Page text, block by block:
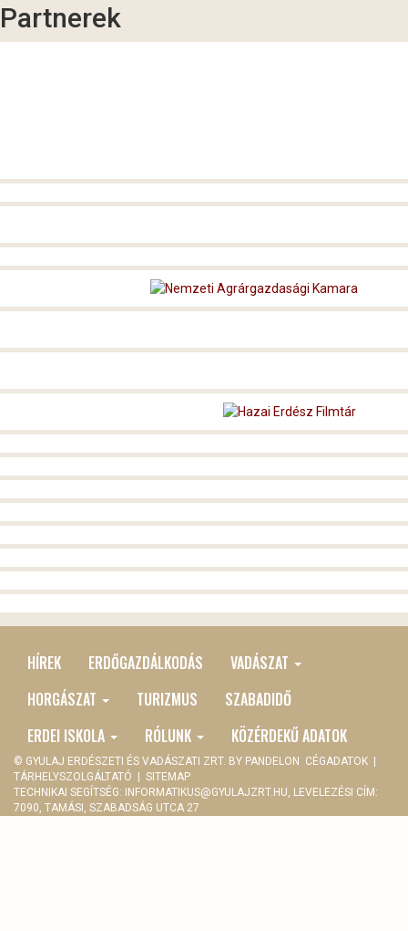
Partnerek
MAIN
MENU
HÍREK ERDŐGAZDÁLKODÁS
VADÁSZAT
HORGÁSZAT
TURIZMUS
SZABADIDŐ
ERDEI ISKOLA
RÓLUNK KÖZÉRDEKŰ ADATOK
© GYULAJ ERDÉSZETI ÉS VADÁSZATI ZRT. BY PANDELON CÉGADATOK |
TÁRHELYSZOLGÁLTATÓ | SITEMAP
TECHNIKAI SEGÍTSÉG: INFORMATIKUS@GYULAJZRT.HU, LEVELEZÉSI CÍM:
7090, TAMÁSI, SZABADSÁG UTCA 27